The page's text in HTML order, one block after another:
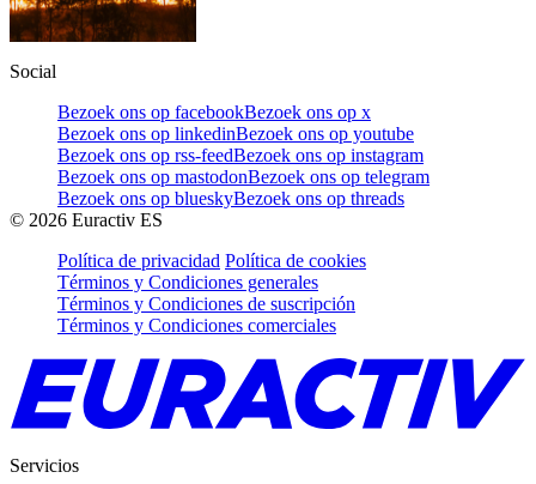
Social
Bezoek ons op facebookBezoek ons op x
Bezoek ons op linkedinBezoek ons op youtube
Bezoek ons op rss-feedBezoek ons op instagram
Bezoek ons op mastodonBezoek ons op telegram
Bezoek ons op blueskyBezoek ons op threads
© 2026 Euractiv ES
Política de privacidad Política de cookies
Términos y Condiciones generales
Términos y Condiciones de suscripción
Términos y Condiciones comerciales
Servicios